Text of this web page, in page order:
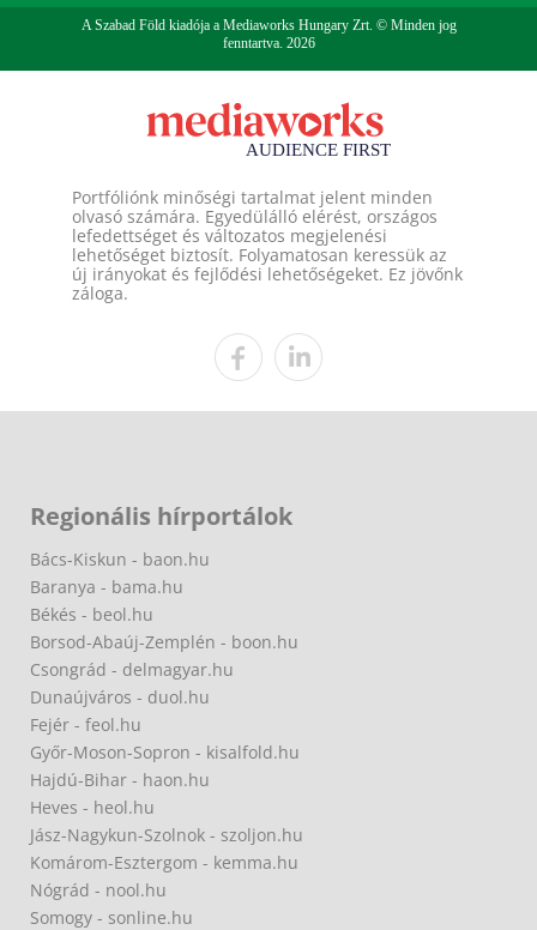
A Szabad Föld kiadója a Mediaworks Hungary Zrt. © Minden jog
fenntartva. 2026
Portfóliónk minőségi tartalmat jelent minden
olvasó számára. Egyedülálló elérést, országos
lefedettséget és változatos megjelenési
lehetőséget biztosít. Folyamatosan keressük az
új irányokat és fejlődési lehetőségeket. Ez jövőnk
záloga.
Regionális hírportálok
Bács-Kiskun - baon.hu
Baranya - bama.hu
Békés - beol.hu
Borsod-Abaúj-Zemplén - boon.hu
Csongrád - delmagyar.hu
Dunaújváros - duol.hu
Fejér - feol.hu
Győr-Moson-Sopron - kisalfold.hu
Hajdú-Bihar - haon.hu
Heves - heol.hu
Jász-Nagykun-Szolnok - szoljon.hu
Komárom-Esztergom - kemma.hu
Nógrád - nool.hu
Somogy - sonline.hu